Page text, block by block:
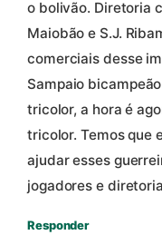
o bolivão. Diretoria
Maiobão e S.J.
comerciais desse
Sampaio
tricolor, a hora é
tricolor. Temos que
ajudar esses
jogadores e
Responder